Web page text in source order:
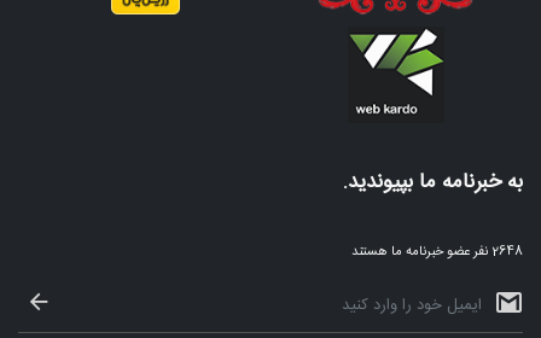
به خبرنامه ما بپیوندید.
2648 نفر عضو خبرنامه ما هستند